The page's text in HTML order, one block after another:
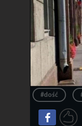
#dość